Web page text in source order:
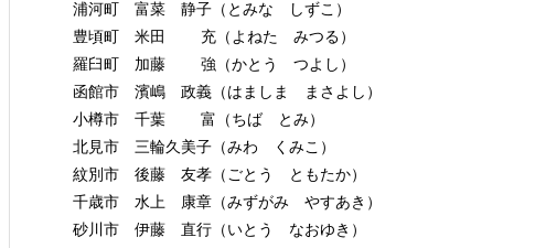
浦河町 富菜 静子（とみな しずこ）
豊頃町 米田 充（よねた みつる）
羅臼町 加藤 強（かとう つよし）
函館市 濱嶋 政義（はましま まさよし）
小樽市 千葉 富（ちば とみ）
北見市 三輪久美子（みわ くみこ）
紋別市 後藤 友孝（ごとう ともたか）
千歳市 水上 康章（みずがみ やすあき）
砂川市 伊藤 直行（いとう なおゆき）